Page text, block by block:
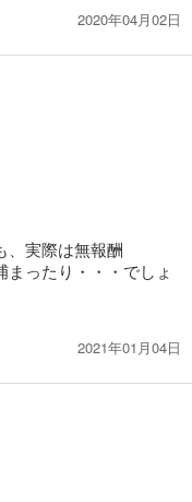
2020年04月02日
、実際は無報酬
ったり・・・でしょ
2021年01月04日